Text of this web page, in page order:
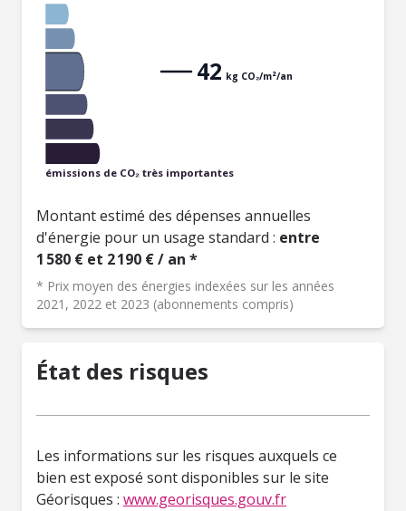
émissions de CO₂ très importantes
42 kg CO₂/m²/an
Montant estimé des dépenses annuelles
d'énergie pour un usage standard : entre
1 580 € et 2 190 € / an *
* Prix moyen des énergies indexées sur les années
2021, 2022 et 2023 (abonnements compris)
État des risques
Les informations sur les risques auxquels ce
bien est exposé sont disponibles sur le site
Géorisques : www.georisques.gouv.fr